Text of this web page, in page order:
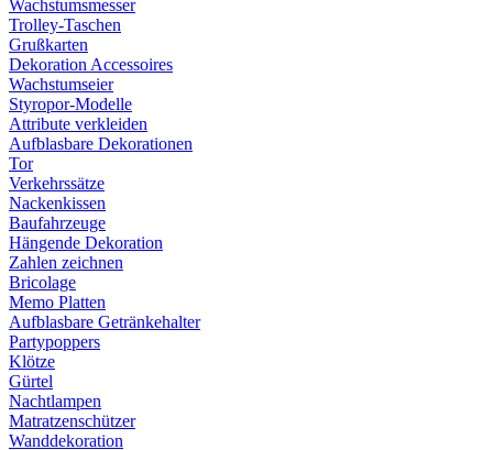
Wachstumsmesser
Trolley-Taschen
Grußkarten
Dekoration Accessoires
Wachstumseier
Styropor-Modelle
Attribute verkleiden
Aufblasbare Dekorationen
Tor
Verkehrssätze
Nackenkissen
Baufahrzeuge
Hängende Dekoration
Zahlen zeichnen
Bricolage
Memo Platten
Aufblasbare Getränkehalter
Partypoppers
Klötze
Gürtel
Nachtlampen
Matratzenschützer
Wanddekoration